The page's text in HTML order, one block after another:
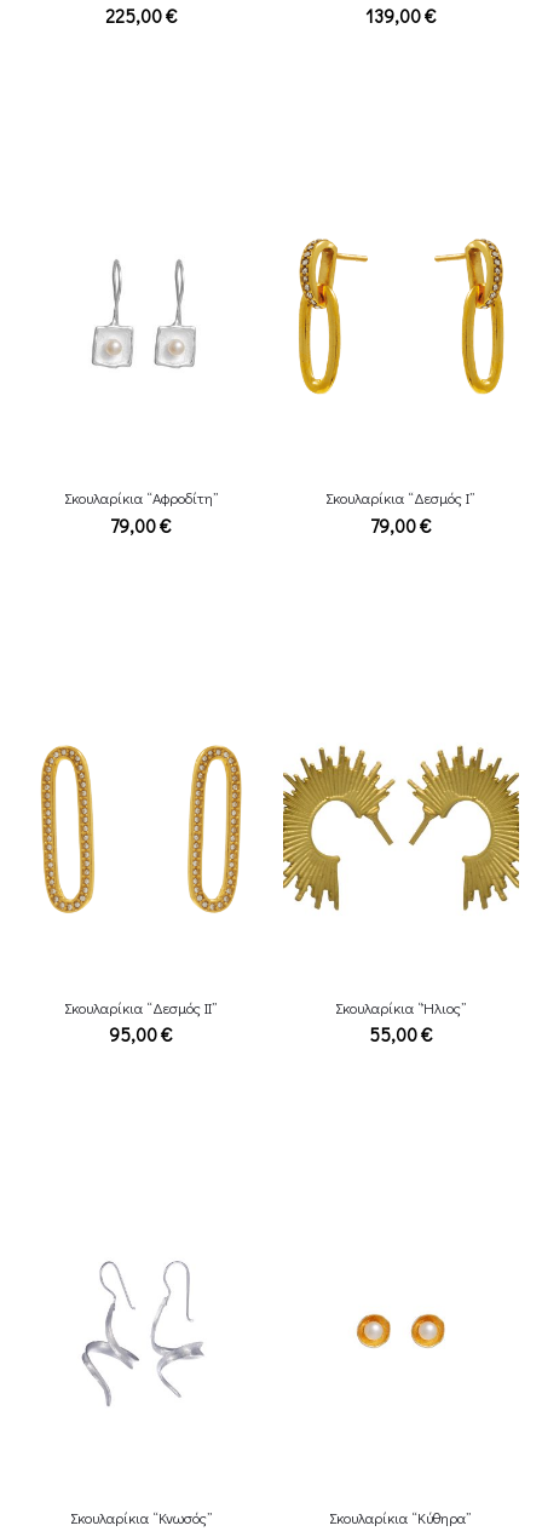
225,00€ 139,00€
Σκουλαρίκια “Αφροδίτη”
79,00€
Σκουλαρίκια “Δεσμός Ι”
79,00€
Σκουλαρίκια “Δεσμός ΙI”
95,00€
Σκουλαρίκια “Ήλιος”
55,00€
Σκουλαρίκια “Κνωσός” Σκουλαρίκια “Κύθηρα”